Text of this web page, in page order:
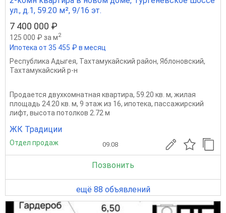
ул., д.1, 59.20 м², 9/16 эт.
7 400 000 ₽
125 000 ₽ за м2
Ипотека от 35 455 ₽ в месяц
Республика Адыгея, Тахтамукайский район, Яблоновский,
Тахтамукайский р-н
Продается двухкомнатная квартира, 59.20 кв. м, жилая
площадь 24.20 кв. м, 9 этаж из 16, ипотека, пассажирский
лифт, высота потолков 2.72 м
ЖК Традиции
Отдел продаж 09.08
Позвонить
ещё 88 объявлений